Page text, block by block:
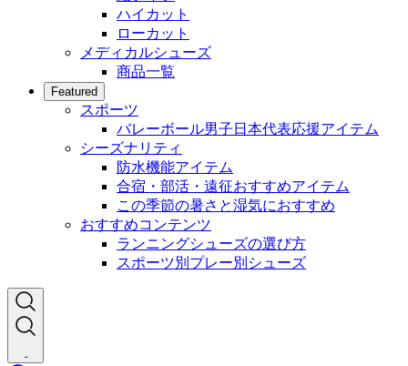
ハイカット
ローカット
メディカルシューズ
商品一覧
Featured
スポーツ
バレーボール男子日本代表応援アイテム
シーズナリティ
防水機能アイテム
合宿・部活・遠征おすすめアイテム
この季節の暑さと湿気におすすめ
おすすめコンテンツ
ランニングシューズの選び方
スポーツ別プレー別シューズ